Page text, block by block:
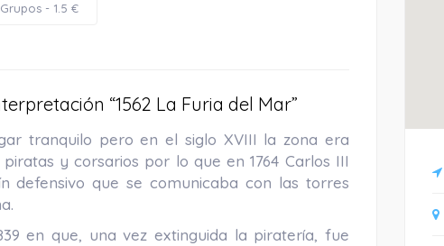
Grupos - 1.5 €
“1562 La Furia del Mar”
tranquilo pero en el siglo XVIII la zona era
y corsarios por lo que en 1764 Carlos III
defensivo que se comunicaba con las torres
en que, una vez extinguida la piratería, fue